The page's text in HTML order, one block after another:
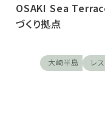
OSAKI Sea
づくり拠点
大崎半島 レ